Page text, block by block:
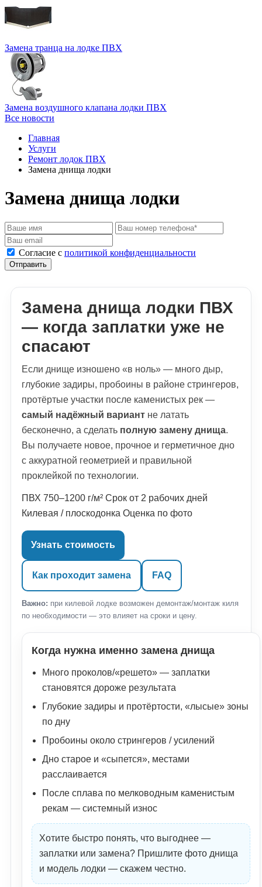
Замена транца на лодке ПВХ
Замена воздушного клапана лодки ПВХ
Все новости
Главная
Услуги
Ремонт лодок ПВХ
Замена днища лодки
Замена днища лодки
Согласие с политикой конфиденциальности
Отправить
Замена днища лодки ПВХ
— когда заплатки уже не
спасают
Если днище изношено «в ноль» — много дыр,
глубокие задиры, пробоины в районе стрингеров,
протёртые участки после каменистых рек —
самый надёжный вариант не латать
бесконечно, а сделать полную замену днища.
Вы получаете новое, прочное и герметичное дно
с аккуратной геометрией и правильной
проклейкой по технологии.
ПВХ 750–1200 г/м² Срок от 2 рабочих дней
Килевая / плоскодонка Оценка по фото
Узнать стоимость
Как проходит замена FAQ
Важно: при килевой лодке возможен демонтаж/монтаж киля
по необходимости — это влияет на сроки и цену.
Когда нужна именно замена днища
Много проколов/«решето» — заплатки
становятся дороже результата
Глубокие задиры и протёртости, «лысые» зоны
по дну
Пробоины около стрингеров / усилений
Дно старое и «сыпется», местами
расслаивается
После сплава по мелководным каменистым
рекам — системный износ
Хотите быстро понять, что выгоднее —
заплатки или замена? Пришлите фото днища
и модель лодки — скажем честно.